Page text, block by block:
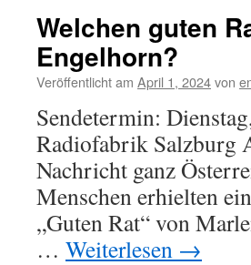
Welchen guten
Engelhorn?
Veröffentlicht am April 1, 2024von
Sendetermin:
Radiofabrik Salzburg
Nachricht ganz
Menschen erhielten
„Guten Rat“ von
… Weiterlesen →